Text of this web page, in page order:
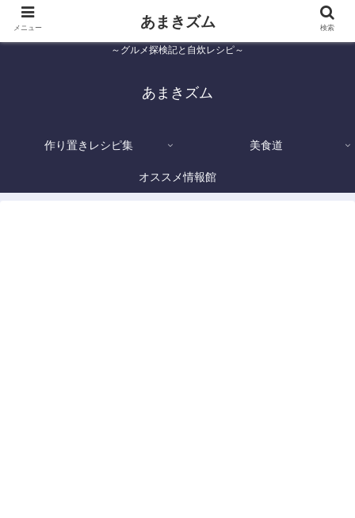
～グルメ探検記と自炊レシピ～
あまきズム
作り置きレシピ集 美食道
オススメ情報館
メニュー あまきズム 検索